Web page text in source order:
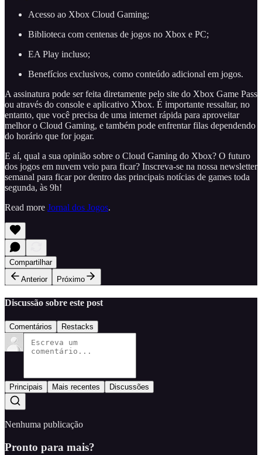
Acesso ao Xbox Cloud Gaming;
Biblioteca com centenas de jogos no Xbox e PC;
EA Play incluso;
Benefícios exclusivos, como conteúdo adicional em jogos.
A assinatura pode ser feita diretamente pelo site do Xbox Game Pass
ou através do console e aplicativo Xbox. É importante ressaltar, no
entanto, que você precisa de uma internet rápida para aproveitar
melhor o Cloud Gaming, e também pode enfrentar filas dependendo
do horário que for jogar.
E aí, qual a sua opinião sobre o Cloud Gaming do Xbox? O futuro
dos jogos em nuvem veio para ficar? Inscreva-se na nossa newsletter
semanal para ficar por dentro das principais notícias de games toda
segunda, às 9h!
Read more Jornal dos Jogos.
Compartilhar
Anterior
Próximo
Discussão sobre este post
Comentários Restacks
Principais Mais recentes Discussões
Nenhuma publicação
Pronto para mais?